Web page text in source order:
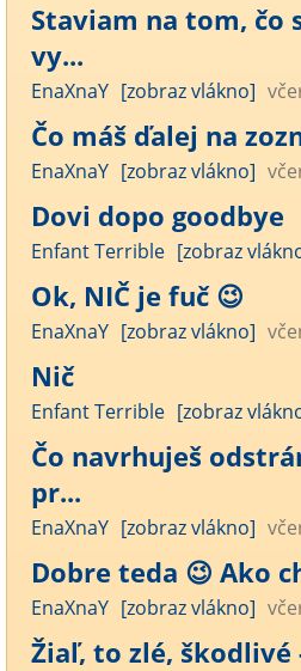
Staviam na tom, čo
vy...
EnaXnaY [zobraz vlákno]
Čo máš ďalej na
EnaXnaY [zobraz vlákno]
Dovi dopo goodbye
Enfant Terrible [zobraz
Ok, NIČ je fuč 😉
EnaXnaY [zobraz vlákno]
Nič
Enfant Terrible [zobraz
Čo navrhuješ
pr...
EnaXnaY [zobraz vlákno]
Dobre teda 😉 Ako
EnaXnaY [zobraz vlákno]
Žiaľ, to zlé, škodlivé